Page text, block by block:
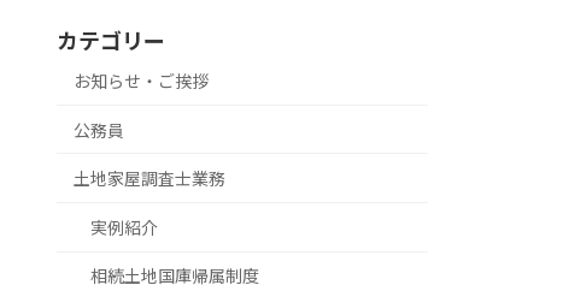
カテゴリー
お知らせ・ご挨拶
公務員
土地家屋調査士業務
実例紹介
相続土地国庫帰属制度